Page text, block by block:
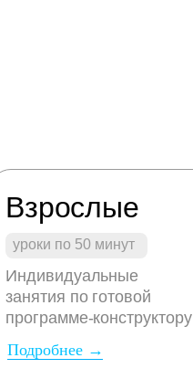
Подробнее →
Индивидуальные
занятия по готовой
программе-конструктору
уроки по 50 минут
Взрослые